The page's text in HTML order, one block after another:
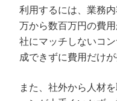
利用するには、業務
万から数百万円の費
社にマッチしないコ
成できずに費用だけ
また、社外から人材